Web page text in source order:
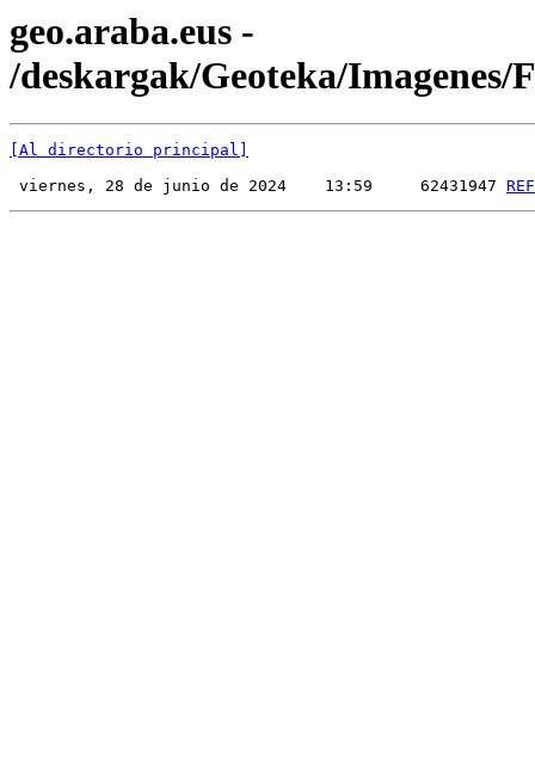
geo.araba.eus -
/deskargak/Geoteka/Imagenes/
[Al directorio principal]
viernes, 28 de junio de 2024    13:59     62431947